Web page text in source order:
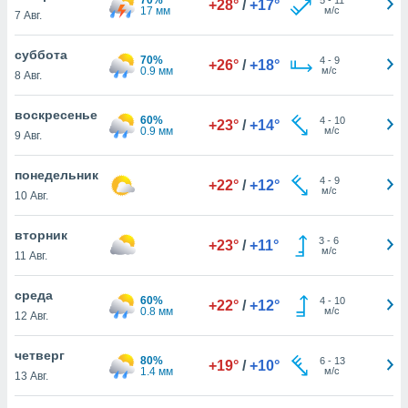
действия
рекламу
нашей
cookie
cookie
в
нашего
7 Авг.
17 мм
+28° / +17°
м/с
суббота
8 Авг.
70%
0.9 мм
+26° / +18° 4- 9
м/с
воскресенье
9 Авг.
60%
0.9 мм
+23° / +14° 4- 10
м/с
понедельник
10 Авг.
+22° / +12° 4- 9
м/с
вторник
11 Авг.
+23° / +11° 3 -6
м/с
среда
12 Авг.
60%
0.8 мм
+22° / +12° 4- 10
м/с
четверг
13 Авг.
80%
1.4 мм
+19° / +10° 6- 13
м/с